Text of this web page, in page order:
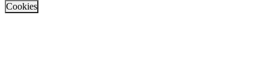
Cookies